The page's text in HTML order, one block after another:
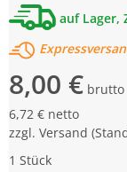
auf Lager,
8,00 € brutto
6,72 € netto
zzgl. Versand
1 Stück